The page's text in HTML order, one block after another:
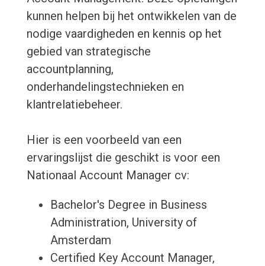
kunnen helpen bij het ontwikkelen van de
nodige vaardigheden en kennis op het
gebied van strategische
accountplanning,
onderhandelingstechnieken en
klantrelatiebeheer.
Hier is een voorbeeld van een
ervaringslijst die geschikt is voor een
Nationaal Account Manager cv:
Bachelor's Degree in Business
Administration, University of
Amsterdam
Certified Key Account Manager,